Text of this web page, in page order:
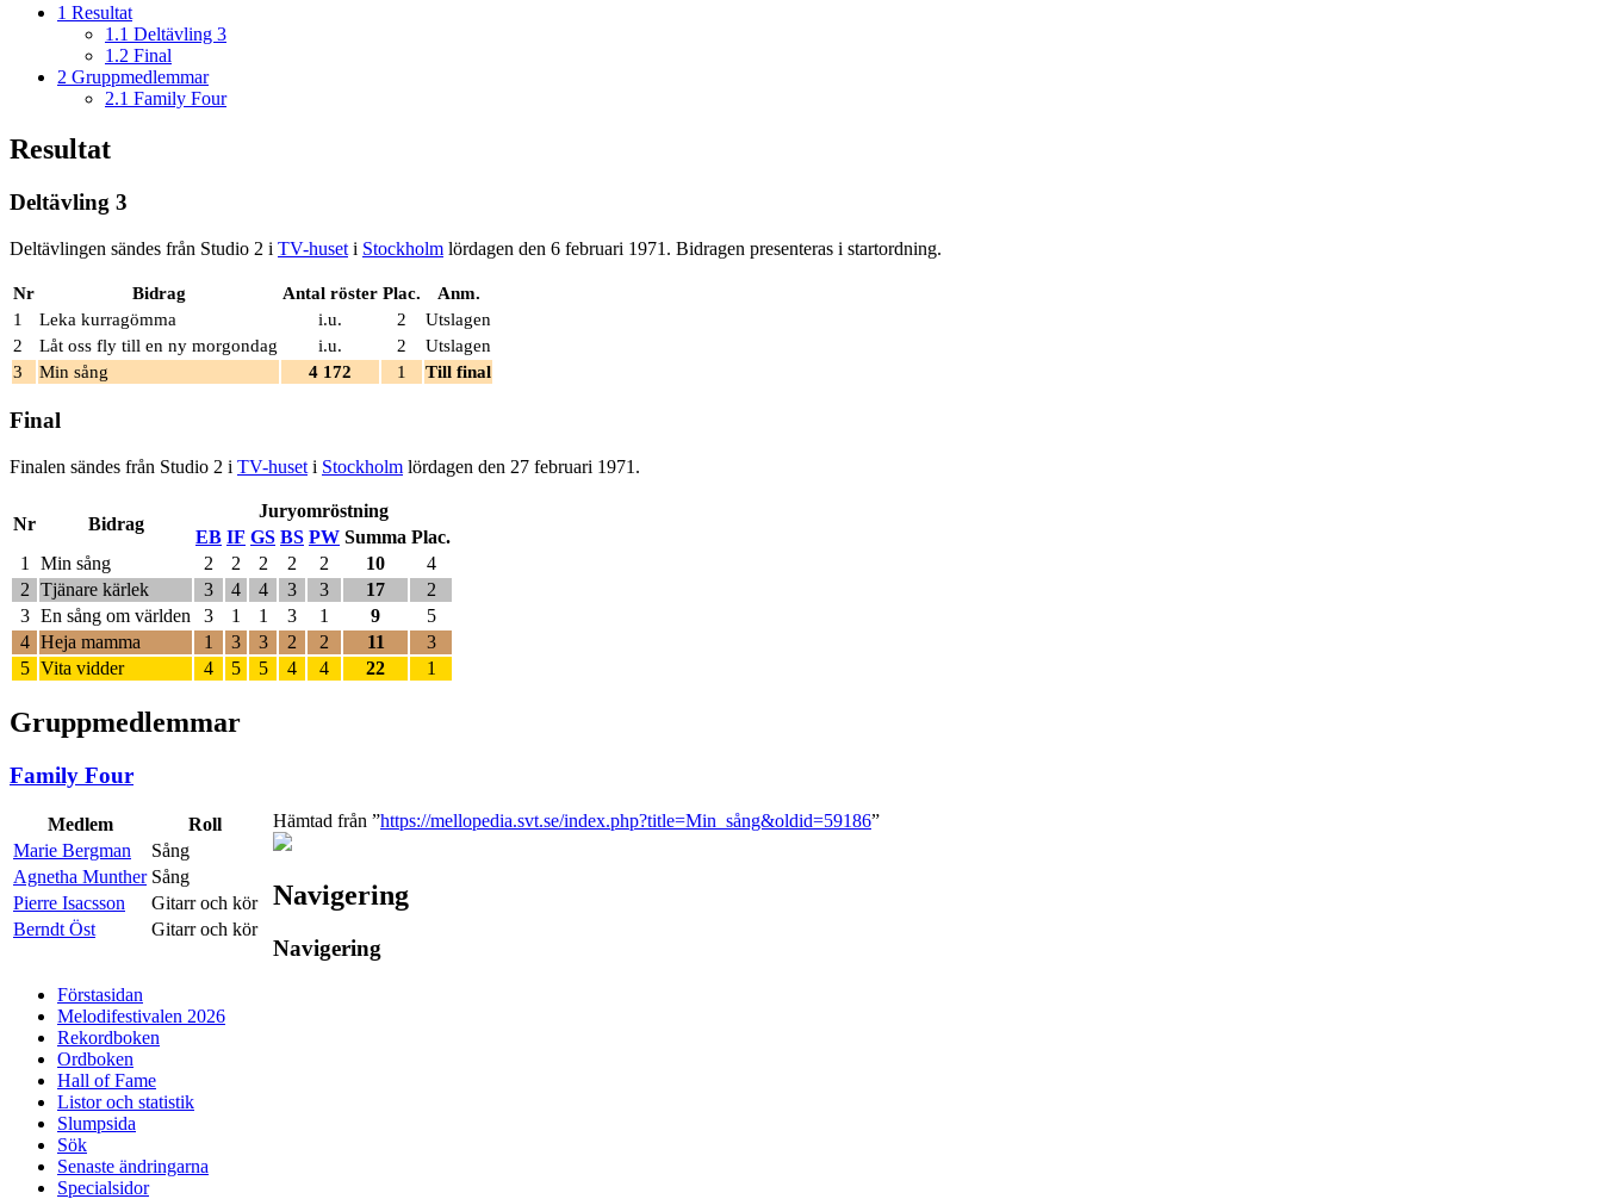
1 Resultat
1.1 Deltävling 3
1.2 Final
2 Gruppmedlemmar
2.1 Family Four
Resultat
Deltävling 3
Deltävlingen sändes från Studio 2 i TV-huset i Stockholm lördagen den 6 februari 1971. Bidragen presenteras i startordning.
Nr Bidrag Antal röster Plac.
Anm.
1
Leka kurragömma i.u. 2
Utslagen
2
Låt oss fly till en ny morgondag i.u. 2
Utslagen
3
Min sång 4 172 1 Till final
Final
Finalen sändes från Studio 2 i TV-huset i Stockholm lördagen den 27 februari 1971.
Nr Bidrag
Juryomröstning
EB IF GS BS PW Summa Plac.
1
Min sång 2 2 2 2 2 10
4
2 Tjänare kärlek 3 4 4 3 3 17
2
3 En sång om världen 3 1 1 3 1 9
5
4 Heja mamma 1 3 3 2 2 11
3
5 Vita vidder 4 5 5 4 4 22 1
Gruppmedlemmar
Family Four
Medlem
Roll
Marie Bergman
Sång
Agnetha Munther Sång
Pierre Isacsson
Gitarr och kör
Berndt Öst
Gitarr och kör
Hämtad från ”https://mellopedia.svt.se/index.php?title=Min_sång&oldid=59186”
Navigering
Navigering
Förstasidan
Melodifestivalen 2026
Rekordboken
Ordboken
Hall of Fame
Listor och statistik
Slumpsida
Sök
Senaste ändringarna
Specialsidor